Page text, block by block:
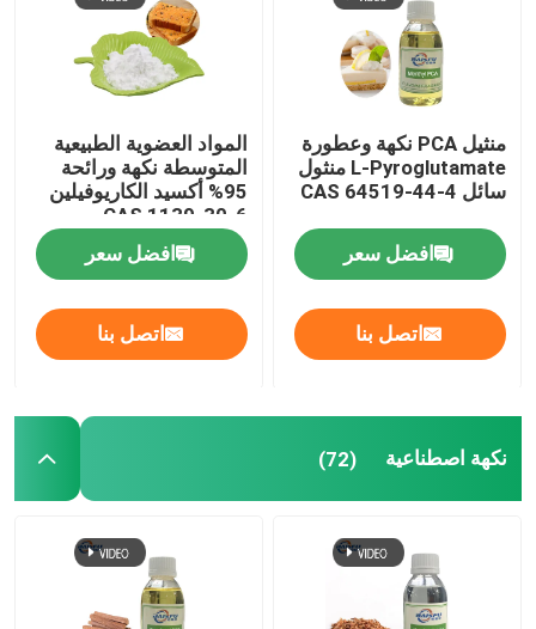
منثيل PCA نكهة وعطورة
L-Pyroglutamate منثول
سائل CAS 64519-44-4
افضل سعر
اتصل بنا
المواد العضوية الطبيعية
المتوسطة نكهة ورائحة
95% أكسيد الكاريوفيلين
CAS 1139-30-6
افضل سعر
اتصل بنا
نكهة اصطناعية (72)